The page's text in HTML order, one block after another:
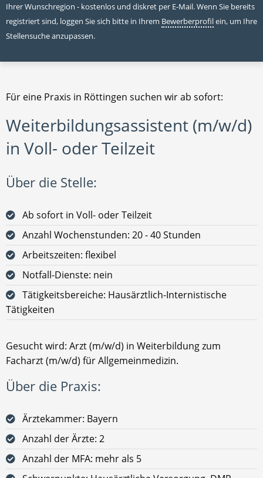
Ihrer Wunschregion - kostenlos und diskret per E-Mail. Wenn Sie bereits
registriert sind, loggen Sie sich bitte in Ihrem Bewerberprofilein, um Ihre
Stellensuche anzupassen.
Für eine Praxis in Röttingen suchen wir ab sofort:
Weiterbildungsassistent (m/w/d)
in Voll- oder Teilzeit
Über die Stelle:
Ab sofort in Voll- oder Teilzeit
Anzahl Wochenstunden: 20 - 40 Stunden
Arbeitszeiten: flexibel
Notfall-Dienste: nein
Tätigkeitsbereiche: Hausärztlich-Internistische
Tätigkeiten
Gesucht wird: Arzt (m/w/d) in Weiterbildung zum
Facharzt (m/w/d) für Allgemeinmedizin.
Über die Praxis:
Ärztekammer: Bayern
Anzahl der Ärzte: 2
Anzahl der MFA: mehr als 5